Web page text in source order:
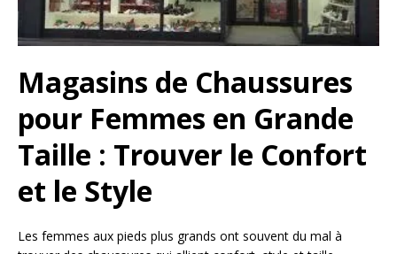
Magasins de Chaussures
pour Femmes en Grande
Taille : Trouver le Confort
et le Style
Les femmes aux pieds plus grands ont souvent du mal à